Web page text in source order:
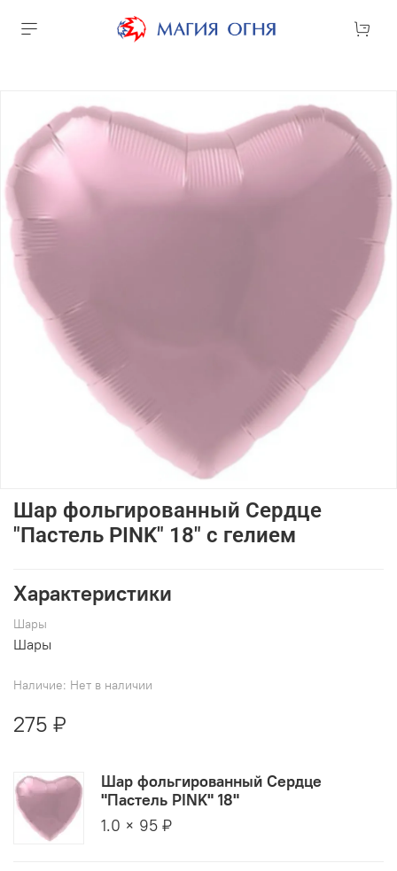
Наличие: Нет в наличии
Шар фольгированный Сердце
"Пастель PINK" 18" с гелием
275 ₽
Шар фольгированный Сердце
"Пастель PINK" 18"
1.0 × 95 ₽
Характеристики
Шары
Шары